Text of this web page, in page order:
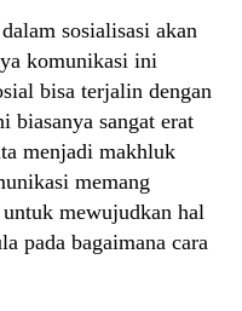
sosialisasi akan
komunikasi ini
bisa terjalin dengan
biasanya sangat erat
menjadi makhluk
memang
mewujudkan hal
pada bagaimana cara